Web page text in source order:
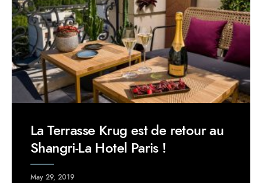
La Terrasse Krug est de retour au
Shangri-La Hotel Paris !
May 29, 2019